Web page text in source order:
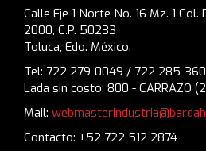
Calle Eje 1 Norte No. 16 Mz. 1
2000, C.P. 50233
Toluca, Edo. México.
Tel: 722 279-0049 / 722 285-
Lada sin costo: 800 - CARRAZO
Mail:
Contacto: +52 722 512 2874